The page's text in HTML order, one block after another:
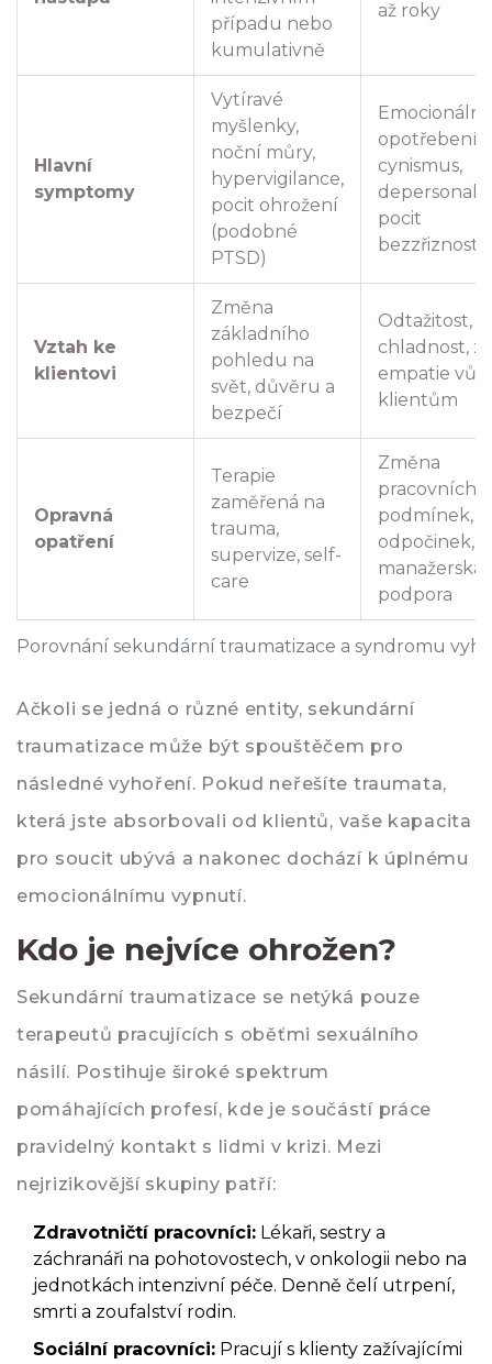
Porovnání sekundární traumatizace a syndromu
případu nebo
kumulativně
až roky
Hlavní
symptomy
Vytíravé
myšlenky,
noční můry,
hypervigilance,
pocit ohrožení
(podobné
PTSD)
Emocionální
opotřebení,
cynismus,
pocit
bezzřiznosti
Vztah ke
klientovi
Změna
základního
pohledu na
svět, důvěru a
bezpečí
Odtažitost,
chladnost,
empatie vůči
klientům
Opravná
opatření
Terapie
zaměřená na
trauma,
supervize, self-
care
Změna
pracovních
podmínek,
odpočinek,
manažerská
podpora
Ačkoli se jedná o různé entity, sekundární
traumatizace může být spouštěčem pro
následné vyhoření. Pokud neřešíte traumata,
která jste absorbovali od klientů, vaše kapacita
pro soucit ubývá a nakonec dochází k úplnému
emocionálnímu vypnutí.
Kdo je nejvíce ohrožen?
Sekundární traumatizace se netýká pouze
terapeutů pracujících s oběťmi sexuálního
násilí. Postihuje široké spektrum
pomáhajících profesí, kde je součástí práce
pravidelný kontakt s lidmi v krizi. Mezi
nejrizikovější skupiny patří:
Zdravotničtí pracovníci: Lékaři, sestry a
záchranáři na pohotovostech, v onkologii nebo na
jednotkách intenzivní péče. Denně čelí utrpení,
smrti a zoufalství rodin.
Sociální pracovníci: Pracují s klienty zažívajícími